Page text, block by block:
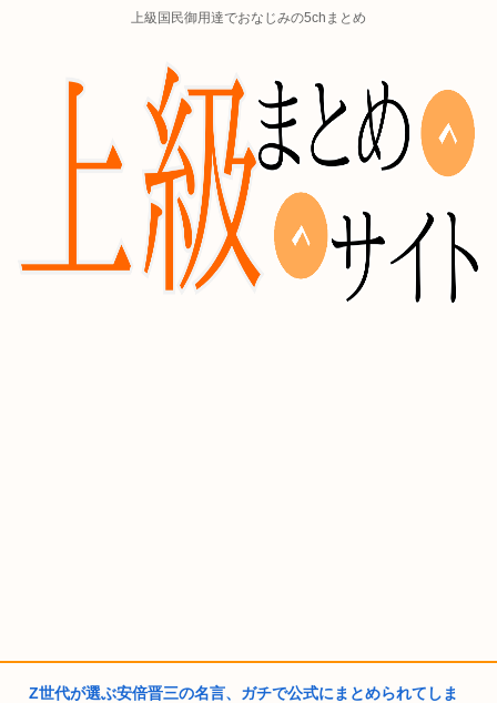
上級国民御用達でおなじみの5chまとめ
Z世代が選ぶ安倍晋三の名言、ガチで公式にまとめられてしま